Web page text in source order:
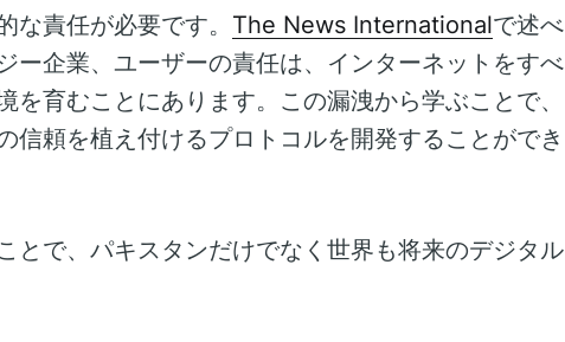
責任が必要です。 The News Internationalで述べ
ー企業、ユーザーの責任は、インターネットをすべ
育むことにあります。この漏洩から学ぶことで、
信頼を植え付けるプロトコルを開発することができ
とで、パキスタンだけでなく世界も将来のデジタル